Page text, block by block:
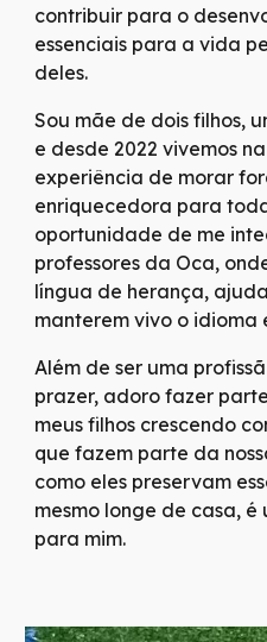
contribuir para o
essenciais para a vida
deles.
Sou mãe de dois filhos,
e desde 2022 vivemos
experiência de morar
enriquecedora para
oportunidade de me
professores da Oca,
língua de herança,
manterem vivo o idioma
Além de ser uma
prazer, adoro fazer
meus filhos crescendo
que fazem parte da
como eles preservam
mesmo longe de casa,
para mim.